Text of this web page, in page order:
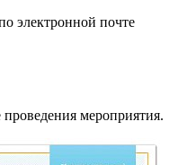
электронной почте
мероприятия.